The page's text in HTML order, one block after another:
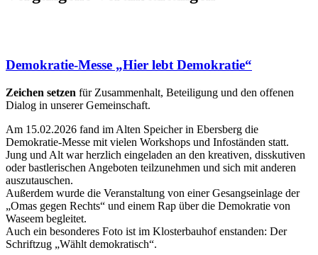
Demokratie-Messe „Hier lebt Demokratie“
Zeichen setzen für Zusammenhalt, Beteiligung und den offenen
Dialog in unserer Gemeinschaft.
Am 15.02.2026 fand im Alten Speicher in Ebersberg die
Demokratie-Messe mit vielen Workshops und Infoständen statt.
Jung und Alt war herzlich eingeladen an den kreativen, disskutiven
oder bastlerischen Angeboten teilzunehmen und sich mit anderen
auszutauschen.
Außerdem wurde die Veranstaltung von einer Gesangseinlage der
„Omas gegen Rechts“ und einem Rap über die Demokratie von
Waseem begleitet.
Auch ein besonderes Foto ist im Klosterbauhof enstanden: Der
Schriftzug „Wählt demokratisch“.